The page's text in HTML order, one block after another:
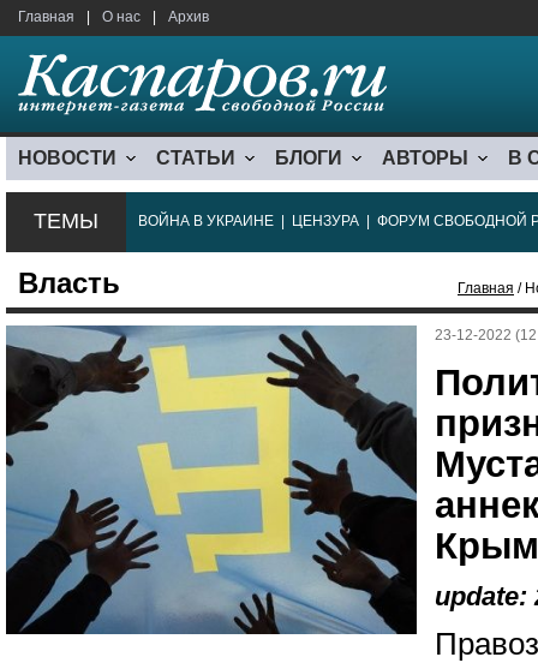
Главная О нас Архив
НОВОСТИ СТАТЬИ БЛОГИ АВТОРЫ В
ТЕМЫ ВОЙНА В УКРАИНЕ ЦЕНЗУРА ФОРУМ СВОБОДНОЙ
Власть Главная /
23-12-2022
update: